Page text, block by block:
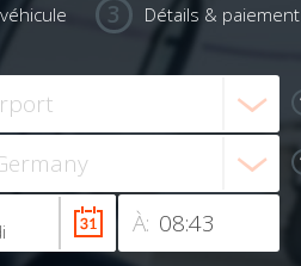
Détails & paiement
À: